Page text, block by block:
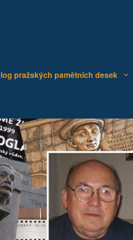
pražských pamětních desek